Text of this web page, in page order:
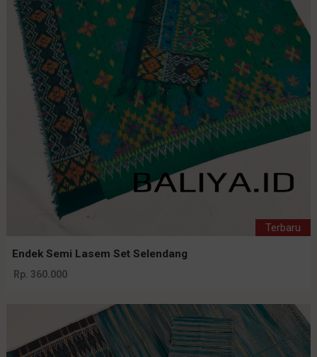
Terbaru
Endek Semi Lasem Set Selendang
Rp. 360.000